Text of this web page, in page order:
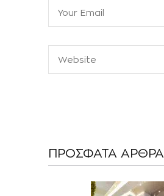
ΠΡΌΣΦΑΤΑ ΆΡΘΡΑ